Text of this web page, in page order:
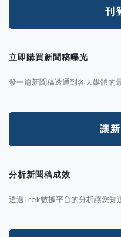
刊
立即購買新聞稿曝光
發一篇新聞稿透通到各大媒體的
讓
分析新聞稿成效
透過Trek數據平台的分析讓您知